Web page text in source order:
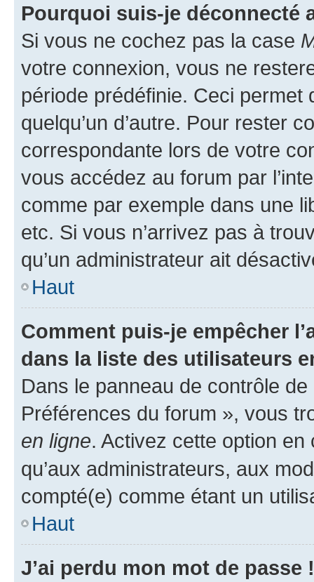
Pourquoi suis-je déconnecté
Si vous ne cochez pas la case
votre connexion, vous ne
période prédéfinie. Ceci permet
quelqu’un d’autre. Pour rester
correspondante lors de votre
vous accédez au forum par
comme par exemple dans une
etc. Si vous n’arrivez pas à
qu’un administrateur ait
Haut
Comment puis-je empêcher
dans la liste des utilisateurs
Dans le panneau de contrôle
Préférences du forum », vous
en ligne. Activez cette option
qu’aux administrateurs, aux
compté(e) comme étant un
Haut
J’ai perdu mon mot de passe !